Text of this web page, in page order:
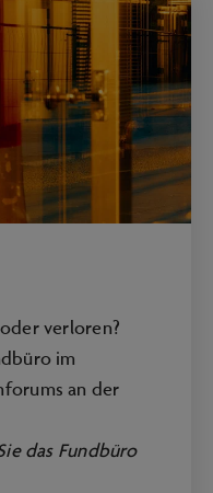
verloren?
im
an der
das Fundbüro